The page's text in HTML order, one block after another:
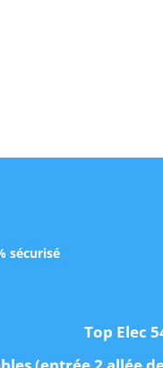
sécurisé
Top Elec